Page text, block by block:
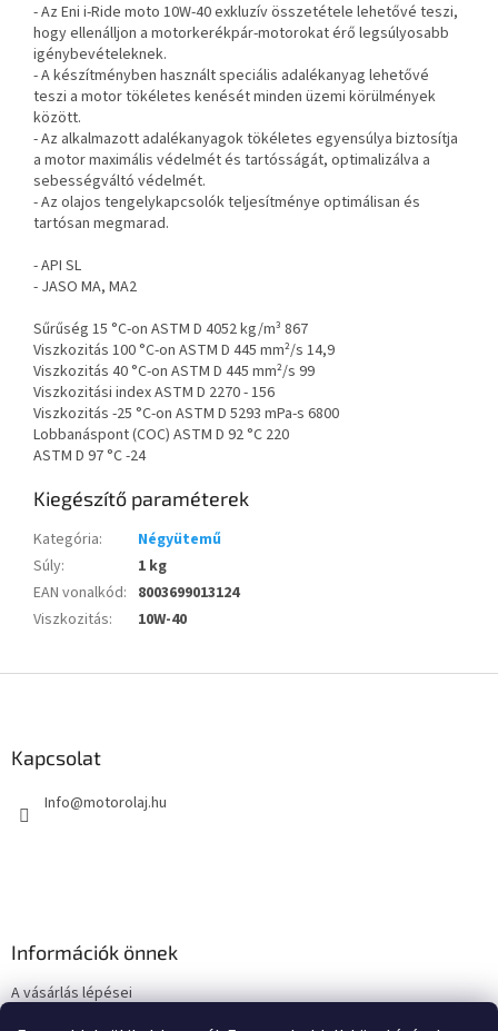
- Az Eni i-Ride moto 10W-40 exkluzív összetétele lehetővé teszi,
hogy ellenálljon a motorkerékpár-motorokat érő legsúlyosabb
igénybevételeknek.
- A készítményben használt speciális adalékanyag lehetővé
teszi a motor tökéletes kenését minden üzemi körülmények
között.
- Az alkalmazott adalékanyagok tökéletes egyensúlya biztosítja
a motor maximális védelmét és tartósságát, optimalizálva a
sebességváltó védelmét.
- Az olajos tengelykapcsolók teljesítménye optimálisan és
tartósan megmarad.
- API SL
- JASO MA, MA2
Sűrűség 15 °C-on ASTM D 4052 kg/m³ 867
Viszkozitás 100 °C-on ASTM D 445 mm²/s 14,9
Viszkozitás 40 °C-on ASTM D 445 mm²/s 99
Viszkozitási index ASTM D 2270 - 156
Viszkozitás -25 °C-on ASTM D 5293 mPa-s 6800
Lobbanáspont (COC) ASTM D 92 °C 220
ASTM D 97 °C -24
Kiegészítő paraméterek
Kategória:
Négyütemű
Súly:
1 kg
EAN vonalkód: 8003699013124
Viszkozitás: 10W-40
Kapcsolat
Info@motorolaj.hu
Információk önnek
A vásárlás lépései